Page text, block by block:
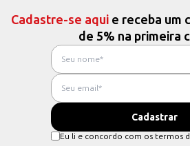
Cadastre-se aqui e receba um
de 5% na primeira
Eu li e concordo com os termos